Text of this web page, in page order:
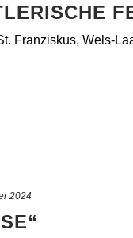
Franziskus, Wels-
2024